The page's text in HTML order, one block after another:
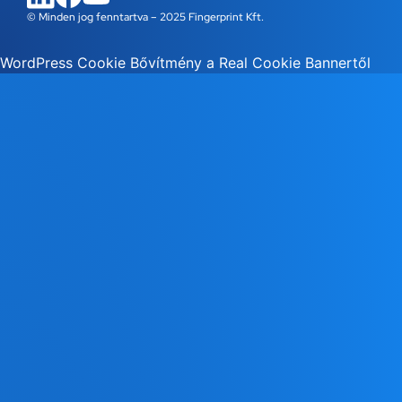
© Minden jog fenntartva – 2025 Fingerprint Kft.
WordPress Cookie Bővítmény a Real Cookie Bannertől